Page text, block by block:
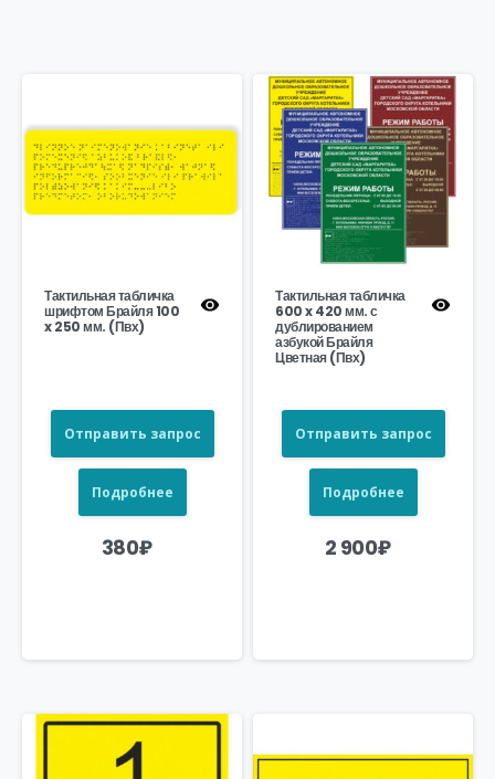
Тактильная табличка
шрифтом Брайля 100
x 250 мм. (Пвх)
Отправить запрос
Подробнее
380₽
Тактильная табличка
600 x 420 мм. с
дублированием
азбукой Брайля
Цветная (Пвх)
Отправить запрос
Подробнее
2 900₽